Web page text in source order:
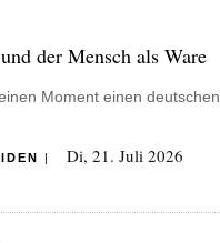
der Mensch als Ware
Moment einen deutschen
| Di, 21. Juli 2026